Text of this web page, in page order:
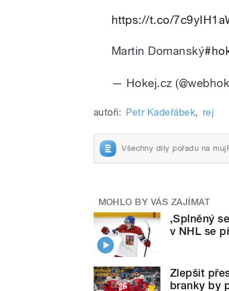
https://t.co/
Martin Domanský
— Hokej.cz
autoři: Petr Kadeřábek, rej
Všechny díly pořadu na
MOHLO BY VÁS ZAJÍMAT
,Splněný
v NHL se
Zlepšit
branky by